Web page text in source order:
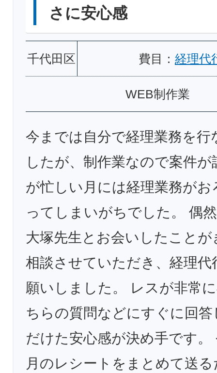
さに安心感
千代田区 費目： 経理代
WEB制作業
今までは自分で経理業務を行
したが、制作業なので案件が
が忙しい月には経理業務がお
ってしまいがちでした。 偶
大塚先生とお会いしたこと
相談させていただき、経理代
願いしました。 レスが非常
ちらの質問などにすぐに回
だけた安心感が決め手です。
月のレシートをまとめて送